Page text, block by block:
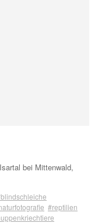
bei Mittenwald,
#reptilien